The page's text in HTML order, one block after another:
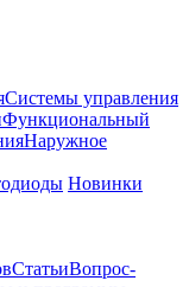
Системы управления
Функциональный
Наружное
Новинки
СтатьиВопрос-